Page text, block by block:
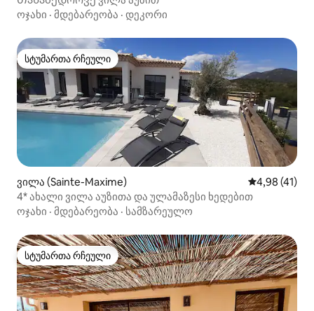
ოჯახი · მდებარეობა · დეკორი
სტუმართა რჩეული
სტუმართა რჩეული
ვილა (Sainte-Maxime) საშუალო
4,98 (41)
4* ახალი ვილა აუზითა და ულამაზესი ხედებით
ოჯახი · მდებარეობა · სამზარეულო
სტუმართა რჩეული
სტუმართა რჩეული